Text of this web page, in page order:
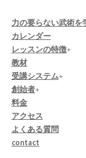
力の要らない武術を
カレンダー
レッスンの特徴
教材
受講システム
創始者
料金
アクセス
よくある質問
contact